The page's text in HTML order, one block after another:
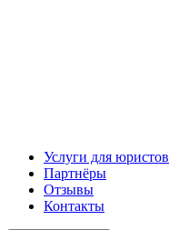
Услуги для юристов
Партнёры
Отзывы
Контакты